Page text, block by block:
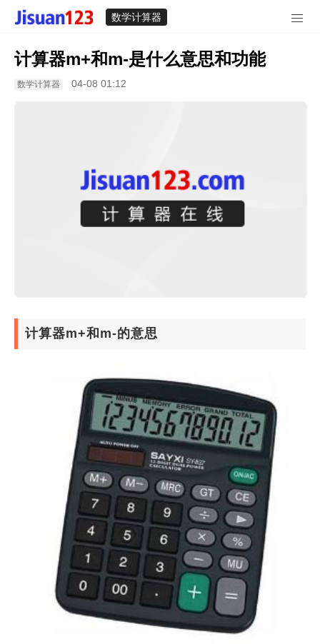
数学计算器
计算器m+和m-是什么意思和功能
数学计算器 04-08 01:12
计算器m+和m-的意思